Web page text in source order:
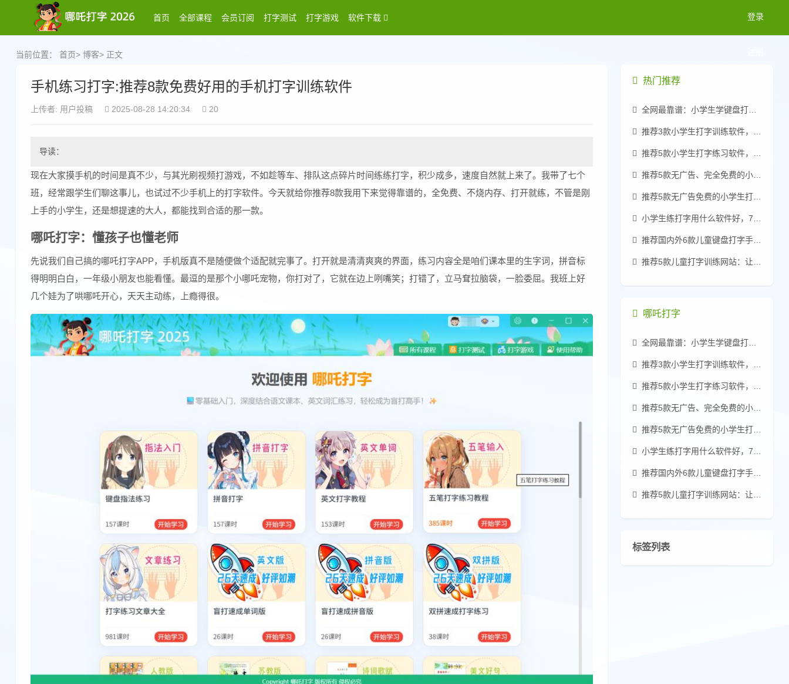
首页 全部课程 会员订阅 打字测试 打字游戏 软件下载 登录
当前位置： 首页> 博客> 正文
手机练习打字:推荐8款免费好用的手机打字训练软件
上传者: 用户投稿 2025-08-28 14:20:34 20
导读：
现在大家摸手机的时间是真不少，与其光刷视频打游戏，不如趁等车、排队这点碎片时间练练打字，积少成多，速度自然就上来了。我带了七个
班，经常跟学生们聊这事儿，也试过不少手机上的打字软件。今天就给你推荐8款我用下来觉得靠谱的，全免费、不烧内存、打开就练，不管是刚
上手的小学生，还是想提速的大人，都能找到合适的那一款。
哪吒打字：懂孩子也懂老师
先说我们自己搞的哪吒打字APP，手机版真不是随便做个适配就完事了。打开就是清清爽爽的界面，练习内容全是咱们课本里的生字词，拼音标
得明明白白，一年级小朋友也能看懂。最逗的是那个小哪吒宠物，你打对了，它就在边上咧嘴笑；打错了，立马耷拉脑袋，一脸委屈。我班上好
几个娃为了哄哪吒开心，天天主动练，上瘾得很。
热门推荐
全网最靠谱：小学生学键盘打字零基础速成指南
推荐3款小学生打字训练软件，收费的靠边站
推荐5款小学生打字练习软件，真免费无广告
推荐5款无广告、完全免费的小学生练习打字软件
推荐5款无广告免费的小学生打字练习软件
小学生练打字用什么软件好，7款儿童打字软件推荐
推荐国内外6款儿童键盘打字手法软件：零基础入门
推荐5款儿童打字训练网站：让孩子轻松掌握键盘技能
哪吒打字
全网最靠谱：小学生学键盘打字零基础速成指南
推荐3款小学生打字训练软件，收费的靠边站
推荐5款小学生打字练习软件，真免费无广告
推荐5款无广告、完全免费的小学生练习打字软件
推荐5款无广告免费的小学生打字练习软件
小学生练打字用什么软件好，7款儿童打字软件推荐
推荐国内外6款儿童键盘打字手法软件：零基础入门
推荐5款儿童打字训练网站：让孩子轻松掌握键盘技能
标签列表